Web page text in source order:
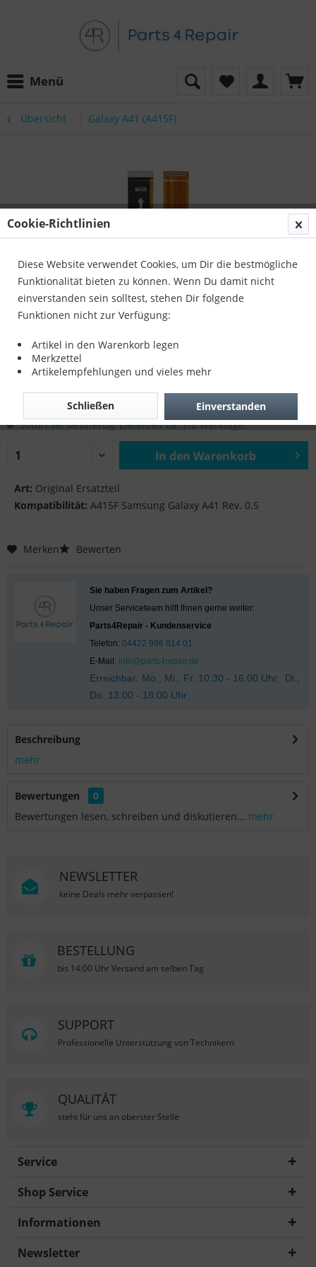
Menü
Übersicht Galaxy A41 (A415F)
Rev. 0.5
14,90 € *
zzgl. Versandkosten
Sofort versandfertig, Lieferzeit ca. 1-2 Werktage
In den Warenkorb
Art: Original Ersatzteil
Kompatibilität: A415F Samsung Galaxy A41 Rev. 0.5
Merken Bewerten
Sie haben Fragen zum Artikel?
Unser Serviceteam hilft Ihnen gerne weiter:
Parts4Repair - Kundenservice
Telefon: 04422 996 814 01
E-Mail: info@parts4repair.de
Erreichbar: Mo., Mi., Fr. 10:30 - 16:00 Uhr, Di.,
Do. 13:00 - 18:00 Uhr
Beschreibung
mehr
Bewertungen
0
Bewertungen lesen, schreiben und diskutieren... mehr
NEWSLETTER
keine Deals mehr verpassen!
BESTELLUNG
bis 14:00 Uhr Versand am selben Tag
SUPPORT
Professionelle Unterstützung von Technikern
QUALITÄT
steht für uns an oberster Stelle
Service
Shop Service
Informationen
Newsletter
Cookie-Richtlinien
Diese Website verwendet Cookies, um Dir die bestmögliche
Funktionalität bieten zu können. Wenn Du damit nicht
einverstanden sein solltest, stehen Dir folgende
Funktionen nicht zur Verfügung:
Artikel in den Warenkorb legen
Merkzettel
Artikelempfehlungen und vieles mehr
Einverstanden
Schließen